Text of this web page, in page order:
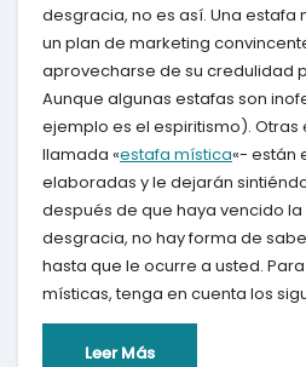
desgracia, no es así. Una estafa
un plan de marketing
aprovecharse de su credulidad
Aunque algunas estafas son
ejemplo es el espiritismo).
llamada «estafa mística«- están
elaboradas y le dejarán
después de que haya vencido la
desgracia, no hay forma de
hasta que le ocurre a usted.
místicas, tenga en cuenta los
Leer Más